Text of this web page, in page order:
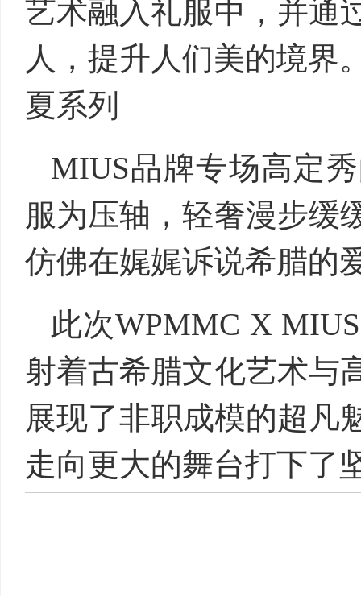
艺术融入礼服中，并通
人，提升人们美的境界
夏系列
MIUS品牌专场高定
服为压轴，轻奢漫步缓
仿佛在娓娓诉说希腊的
此次WPMMC X
射着古希腊文化艺术与
展现了非职成模的超凡
走向更大的舞台打下了